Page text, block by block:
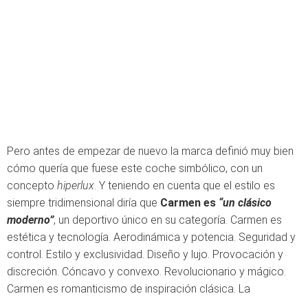
Pero antes de empezar de nuevo la marca definió muy bien
cómo quería que fuese este coche simbólico, con un
concepto hiperlux. Y teniendo en cuenta que el estilo es
siempre tridimensional diría que Carmen es “un clásico
moderno”, un deportivo único en su categoría. Carmen es
estética y tecnología. Aerodinámica y potencia. Seguridad y
control. Estilo y exclusividad. Diseño y lujo. Provocación y
discreción. Cóncavo y convexo. Revolucionario y mágico.
Carmen es romanticismo de inspiración clásica. La